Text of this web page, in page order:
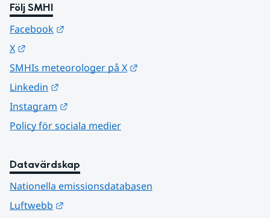
Följ SMHI
Facebook
X
SMHIs meteorologer på X
Linkedin
Instagram
Policy för sociala medier
Datavärdskap
Nationella emissionsdatabasen
Luftwebb